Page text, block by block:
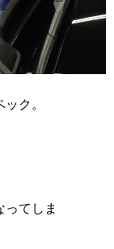
ク。
てしま